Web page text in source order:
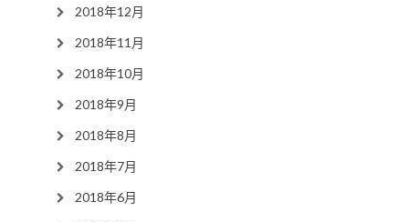
2018年12月
2018年11月
2018年10月
2018年9月
2018年8月
2018年7月
2018年6月